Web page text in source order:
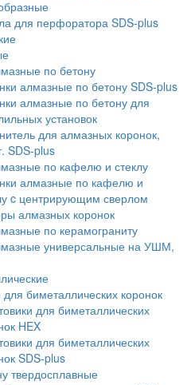
для перфоратора SDS-plus
по бетону
алмазные по бетону SDS-plus
алмазные по бетону для
установок
для алмазных коронок,
SDS-plus
по кафелю и стеклу
алмазные по кафелю и
c центрирующим сверлом
алмазных коронок
по керамограниту
универсальные на УШМ,
для биметаллических коронок
для биметаллических
HEX
для биметаллических
SDS-plus
твердосплавные